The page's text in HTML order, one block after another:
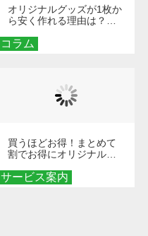
コラム
オリジナルグッズが1枚か
ら安く作れる理由は？オ
とメリットを解説
サービス案内
買うほどお得！まとめて
割でお得にオリジナルグ